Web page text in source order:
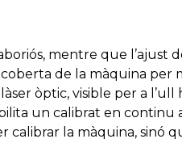
mentre que l’ajust
de la màquina per
òptic, visible per a
un calibrat en
calibrar la màquina, sinó